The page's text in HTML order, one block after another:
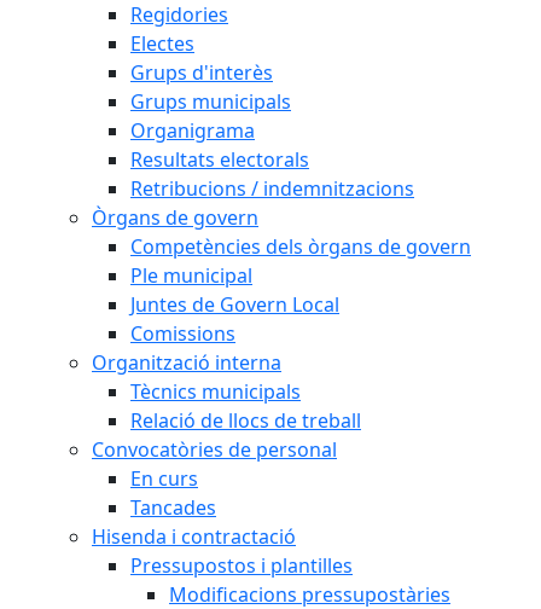
Regidories
Electes
Grups d'interès
Grups municipals
Organigrama
Resultats electorals
Retribucions / indemnitzacions
Òrgans de govern
Competències dels òrgans de govern
Ple municipal
Juntes de Govern Local
Comissions
Organització interna
Tècnics municipals
Relació de llocs de treball
Convocatòries de personal
En curs
Tancades
Hisenda i contractació
Pressupostos i plantilles
Modificacions pressupostàries